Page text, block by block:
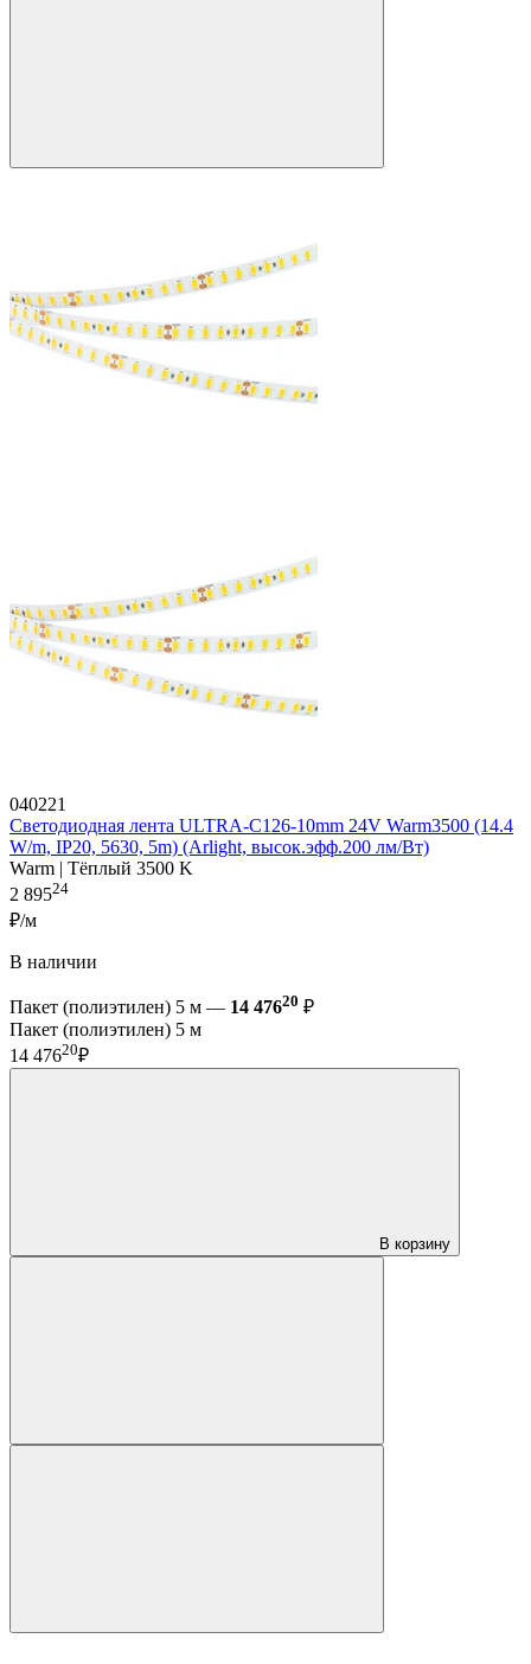
040221
Светодиодная лента ULTRA-C126-10mm 24V Warm3500 (14.4
W/m, IP20, 5630, 5m) (Arlight, высок.эфф.200 лм/Вт)
Warm | Тёплый 3500 K
2 89524
₽/м
В наличии
Пакет (полиэтилен) 5 м — 14 47620 ₽
Пакет (полиэтилен) 5 м
14 47620₽
В корзину